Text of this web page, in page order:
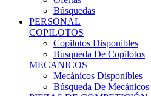
Carrocería
Depositos
Suspensiones
Frenos
Iluminación
Llantas
NEUMÁTICOS DE ASFALTO
Asfalto 13 O Menos